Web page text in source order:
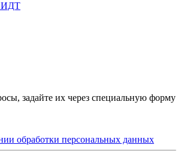
ИДТ
задайте их через специальную форму
обработки персональных данных